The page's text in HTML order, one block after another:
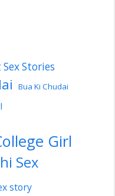
Sex Stories
Bua Ki Chudai
Girl
Sex
story